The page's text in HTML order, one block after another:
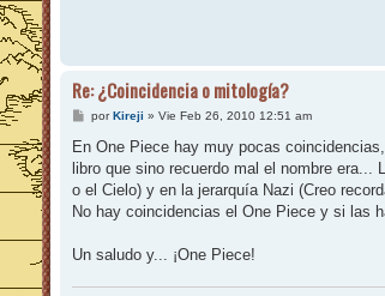
Re: ¿Coincidencia o mitología?
M
n
a
j
porKireji » Vie Feb 26, 2010 12:51 am
En One Piece hay muy pocas
libro que sino recuerdo mal el nombre era...
o el Cielo) y en la jerarquía Nazi (Creo
No hay coincidencias el One Piece y si las
Un saludo y... ¡One Piece!